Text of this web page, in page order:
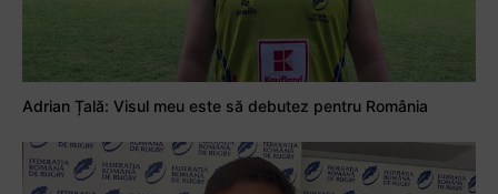
Adrian Țală: Visul meu este să debutez pentru România